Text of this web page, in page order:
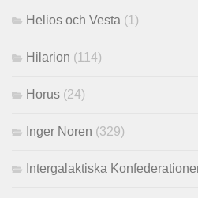
Helios och Vesta (1)
Hilarion (114)
Horus (24)
Inger Noren (329)
Intergalaktiska